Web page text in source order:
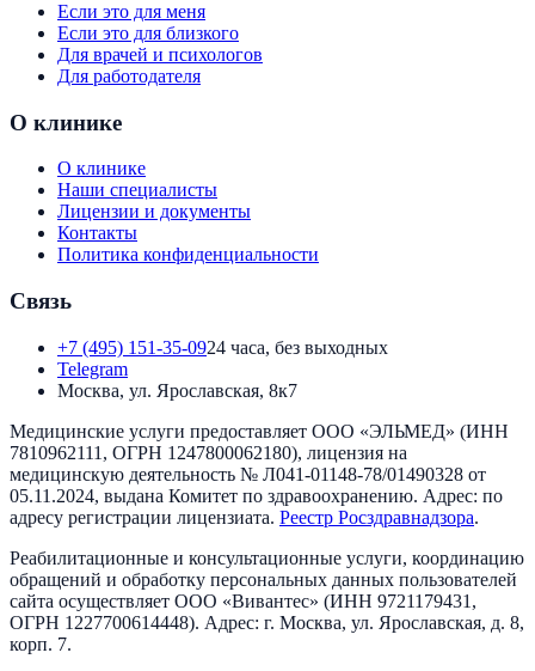
Если это для меня
Если это для близкого
Для врачей и психологов
Для работодателя
О клинике
О клинике
Наши специалисты
Лицензии и документы
Контакты
Политика конфиденциальности
Связь
+7 (495) 151-35-0924 часа, без выходных
Telegram
Москва, ул. Ярославская, 8к7
Медицинские услуги предоставляет ООО «ЭЛЬМЕД» (ИНН
7810962111 , ОГРН 1247800062180), лицензия на
медицинскую деятельность № Л041-01148-78/01490328 от
05.11.2024, выдана Комитет по здравоохранению. Адрес: по
адресу регистрации лицензиата. Реестр Росздравнадзора.
Реабилитационные и консультационные услуги, координацию
обращений и обработку персональных данных пользователей
сайта осуществляет ООО «Вивантес» (ИНН 9721179431 ,
ОГРН 1227700614448). Адрес: г. Москва, ул. Ярославская, д. 8,
корп. 7.